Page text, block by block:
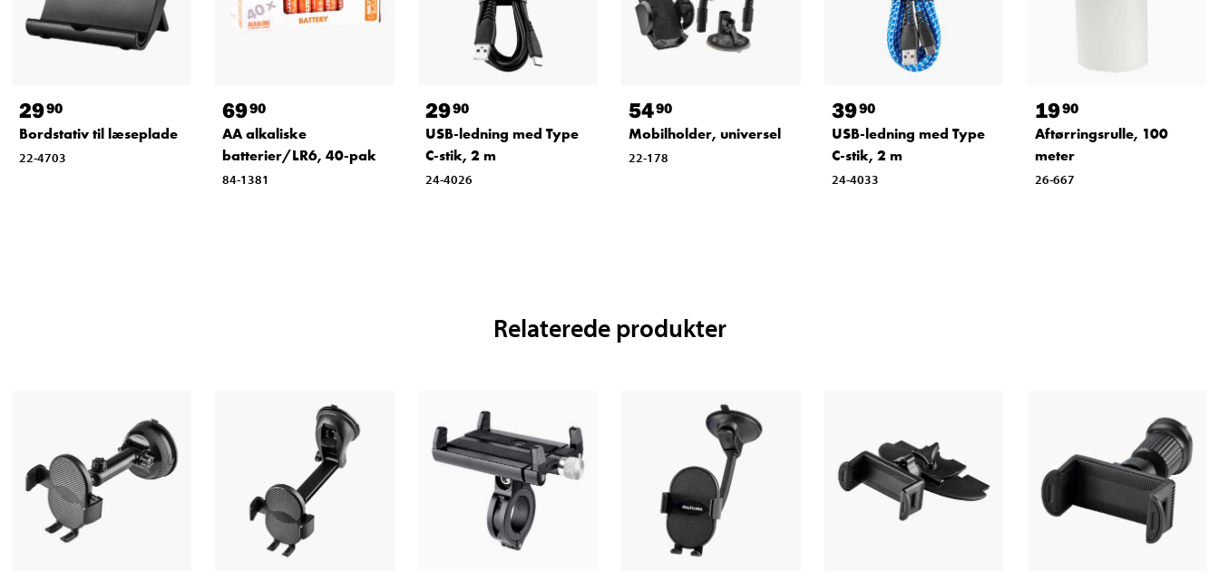
2990
Bordstativ til læseplade
22-4703
6990
AA alkaliske
batterier/LR6, 40-pak
84-1381
2990
USB-ledning med Type
C-stik, 2 m
24-4026
5490
Mobilholder, universel
22-178
3990
USB-ledning med Type
C-stik, 2 m
24-4033
1990
Aftørringsrulle, 100
meter
26-667
Relaterede produkter